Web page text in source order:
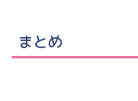
まとめ